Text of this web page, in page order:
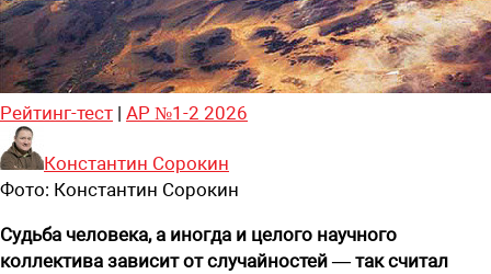
Рейтинг-тест | АР №1-2 2026
Константин Сорокин
Фото: Константин Сорокин
Судьба человека, а иногда и целого научного
коллектива зависит от случайностей — так считал